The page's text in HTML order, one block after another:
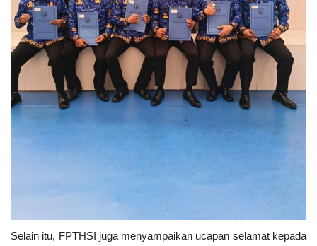
Selain itu, FPTHSI juga menyampaikan ucapan selamat kepada